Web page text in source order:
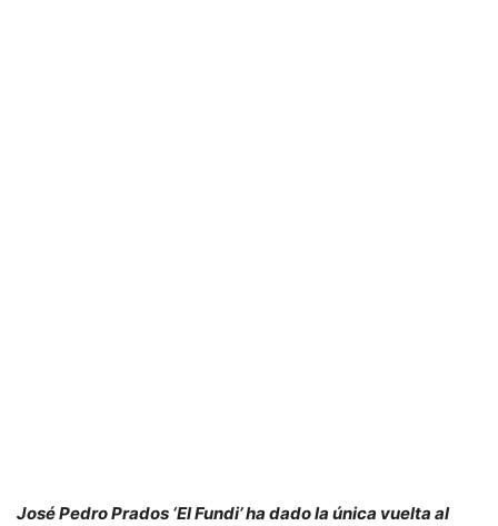
José Pedro Prados ‘El Fundi’ ha dado la única vuelta al